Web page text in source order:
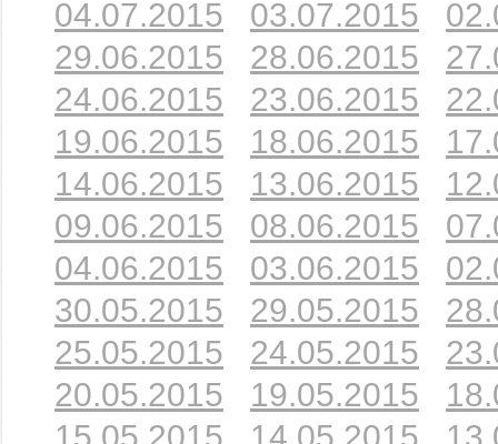
04.07.2015
03.07.2015
29.06.2015
28.06.2015
24.06.2015
23.06.2015
19.06.2015
18.06.2015
14.06.2015
13.06.2015
09.06.2015
08.06.2015
04.06.2015
03.06.2015
30.05.2015
29.05.2015
25.05.2015
24.05.2015
20.05.2015
19.05.2015
15.05.2015
14.05.2015